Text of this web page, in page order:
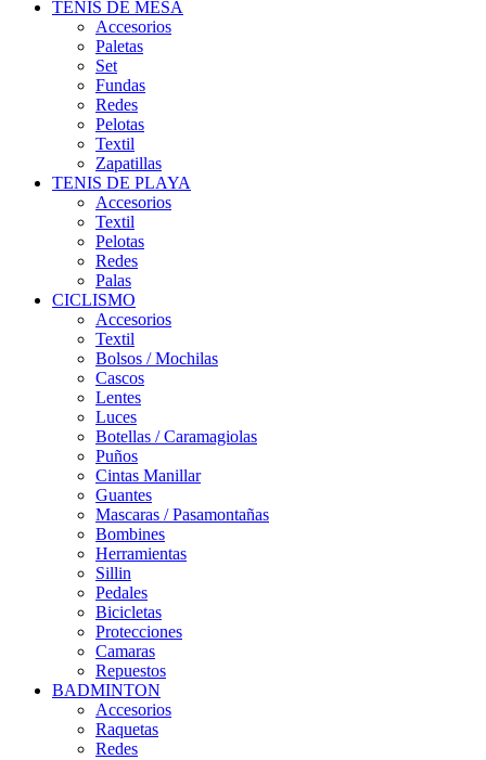
TENIS DE MESA
Accesorios
Paletas
Set
Fundas
Redes
Pelotas
Textil
Zapatillas
TENIS DE PLAYA
Accesorios
Textil
Pelotas
Redes
Palas
CICLISMO
Accesorios
Textil
Bolsos / Mochilas
Cascos
Lentes
Luces
Botellas / Caramagiolas
Puños
Cintas Manillar
Guantes
Mascaras / Pasamontañas
Bombines
Herramientas
Sillin
Pedales
Bicicletas
Protecciones
Camaras
Repuestos
BADMINTON
Accesorios
Raquetas
Redes